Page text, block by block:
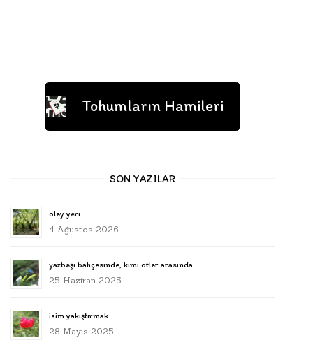
Tohumların Hamileri
SON YAZILAR
olay yeri
4 Ağustos 2026
yazbaşı bahçesinde, kimi otlar arasında
25 Haziran 2025
isim yakıştırmak
28 Mayıs 2025